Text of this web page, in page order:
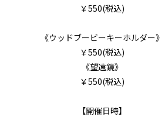
￥550(税込)
《ウッドブービーキーホルダー》
￥550(税込)
《望遠鏡》
￥550(税込)
【開催日時】